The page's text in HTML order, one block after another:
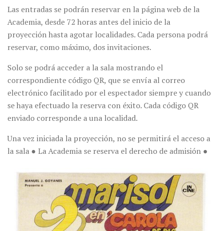
Las entradas se podrán reservar en la página web de la
Academia, desde 72 horas antes del inicio de la
proyección hasta agotar localidades. Cada persona podrá
reservar, como máximo, dos invitaciones.
Solo se podrá acceder a la sala mostrando el
correspondiente código QR, que se envía al correo
electrónico facilitado por el espectador siempre y cuando
se haya efectuado la reserva con éxito. Cada código QR
enviado corresponde a una localidad.
Una vez iniciada la proyección, no se permitirá el acceso a
la sala ● La Academia se reserva el derecho de admisión ●